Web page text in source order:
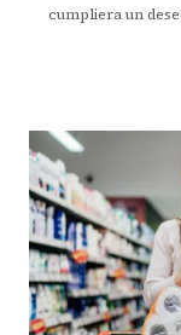
cumpliera un